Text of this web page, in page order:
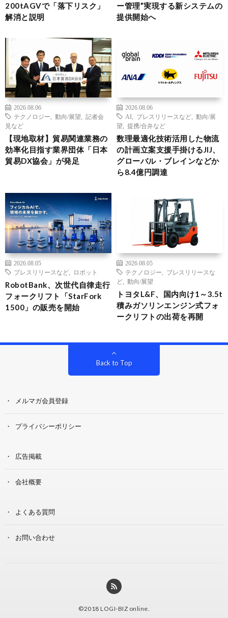
200tAGVで「落下リスク」
解消と説明
ー管理”実現する新システムの
提供開始へ
2026.08.06
テクノロジー
動向/展望
記者会
見など
【現地取材】貿易関連業務の
効率化目指す業界団体「日本
貿易DX協会」が発足
2026.08.06
AI
プレスリリースなど
動向/展
望
提携/合弁など
数理最適化技術活用した物流
の計画立案支援手掛けるJIJ、
グローバル・ブレインなどか
ら8.4億円調達
2026.08.05
プレスリリースなど
ロボット
RobotBank、次世代自律走行
フォークリフト「StarFork
1500」の販売を開始
2026.08.05
テクノロジー
プレスリリースな
ど
動向/展望
トヨタL&F、国内向け1～3.5t
積みガソリンエンジン式フォ
ークリフトの出荷を再開
Back to Top
メルマガ会員登録
プライバシーポリシー
広告掲載
会社概要
よくある質問
お問い合わせ
©2018 LOGI-BIZ online